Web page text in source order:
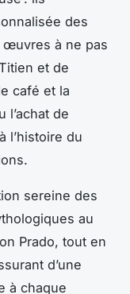
des
œuvres à ne pas
et de
café et la
l’achat de
l’histoire du
sereine des
au
Prado, tout en
d’une
à chaque